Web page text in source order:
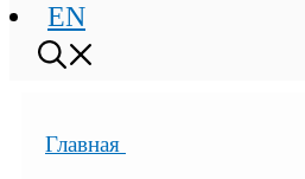
EN
Главная